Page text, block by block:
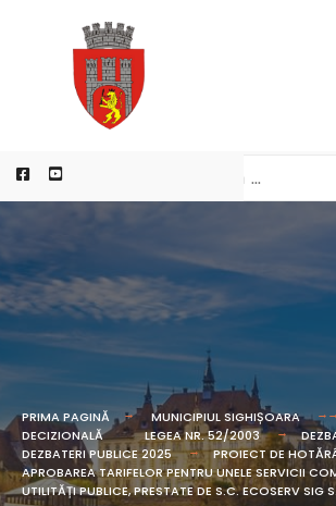
PRIMA PAGINĂ MUNICIPIUL SIGHIȘOARA
DECIZIONALĂ
LEGEA NR. 52/2003
DEZBATERI PUBLICE 2025
PROIECT DE
APROBAREA TARIFELOR PENTRU UNELE SERVICII
UTILITĂȚI PUBLICE, PRESTATE DE S.C. ECOSERV SIG